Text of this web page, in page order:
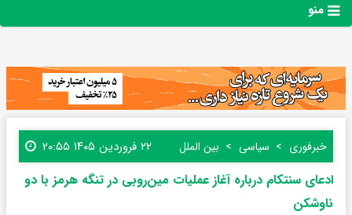
منو
خبرفوری سیاسی بین الملل ۲۲ فروردین ۱۴۰۵ ۲۰:۵۵
ادعای سنتکام درباره آغاز عملیات مین‌روبی در تنگه هرمز با دو
ناوشکن